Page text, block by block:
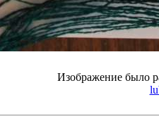
Изображение было